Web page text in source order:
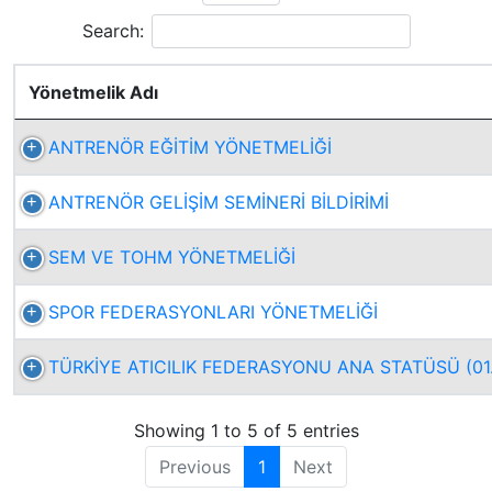
Search:
Yönetmelik Adı
ANTRENÖR EĞİTİM YÖNETMELİĞİ
ANTRENÖR GELİŞİM SEMİNERİ BİLDİRİMİ
SEM VE TOHM YÖNETMELİĞİ
SPOR FEDERASYONLARI YÖNETMELİĞİ
TÜRKİYE ATICILIK FEDERASYONU ANA STATÜSÜ
Showing 1 to 5 of 5 entries
Previous
1 Next